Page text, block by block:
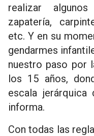
realizar
zapatería,
etc. Y en su
gendarmes
nuestro paso por
los 15 años,
escala jerárquica
informa.
Con todas las